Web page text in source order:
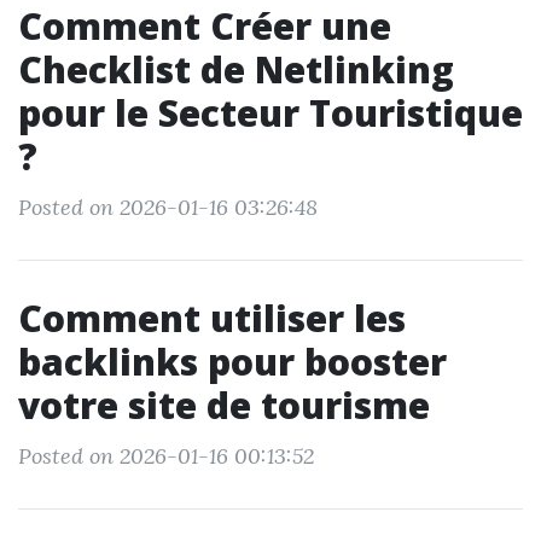
Comment Créer une
Checklist de Netlinking
pour le Secteur Touristique
?
Posted on 2026-01-16 03:26:48
Comment utiliser les
backlinks pour booster
votre site de tourisme
Posted on 2026-01-16 00:13:52